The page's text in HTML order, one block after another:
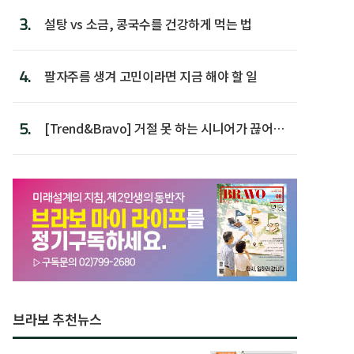
3. 설탕 vs 소금, 콩국수를 건강하게 먹는 법
4. 팔자주름 생겨 고민이라면 지금 해야 할 일
5.
[Trend&Bravo] 거절 못 하는 시니어가 끊어야
브라보 추천뉴스